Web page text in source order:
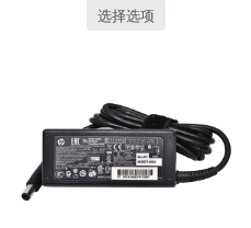
选择选项